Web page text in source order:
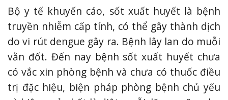
Bộ y tế khuyến cáo, sốt xuất huyết là bệnh
truyền nhiễm cấp tính, có thể gây thành dịch
do vi rút dengue gây ra. Bệnh lây lan do muỗi
vằn đốt. Đến nay bệnh sốt xuất huyết chưa
có vắc xin phòng bệnh và chưa có thuốc điều
trị đặc hiệu, biện pháp phòng bệnh chủ yếu